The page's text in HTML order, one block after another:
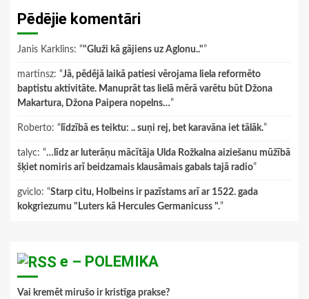
Pēdējie komentāri
Janis Karklins: “"Gluži kā gājiens uz Aglonu.."”
martinsz: “Jā, pēdējā laikā patiesi vērojama liela reformēto
baptistu aktivitāte. Manuprāt tas lielā mērā varētu būt Džona
Makartura, Džona Paipera nopelns…”
Roberto: “ līdzībā es teiktu: .. suņi rej, bet karavāna iet tālāk.”
talyc: “…līdz ar luterāņu mācītāja Ulda Rožkalna aiziešanu mūžībā
šķiet nomiris arī beidzamais klausāmais gabals tajā radio”
gviclo: “Starp citu, Holbeins ir pazīstams arī ar 1522. gada
kokgriezumu "Luters kā Hercules Germanicuss ".”
e – POLEMIKA
Vai kremēt mirušo ir kristīga prakse?